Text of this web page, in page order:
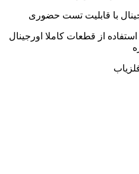
با قابلیت تست حضوری
از قطعات کاملا اورجینال